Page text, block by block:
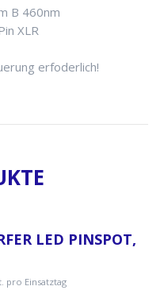
B 460nm
XLR
erfoderlich!
LED PINSPOT,
pro Einsatztag